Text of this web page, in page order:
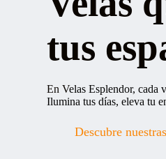
tus
En Velas Esplendor, cada
Ilumina tus días, eleva tu
Descubre